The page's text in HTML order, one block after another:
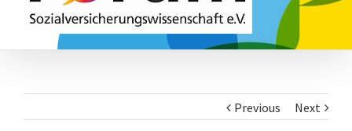
Previous Next